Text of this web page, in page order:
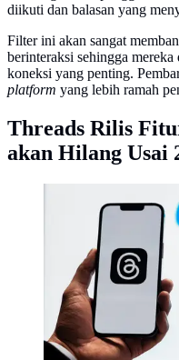
diikuti dan balasan yang
Filter ini akan sangat
berinteraksi sehingga
koneksi yang penting.
platform yang lebih ramah
Threads Rilis
akan Hilang Usai
Threads Meta.